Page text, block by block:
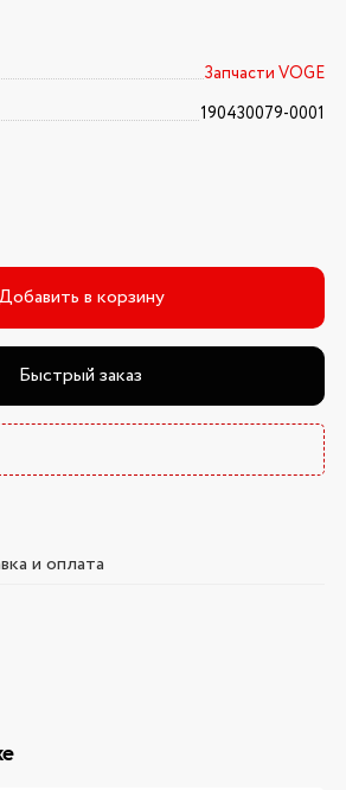
Запчасти VOGE
190430079-0001
в корзину
Быстрый заказ
и оплата